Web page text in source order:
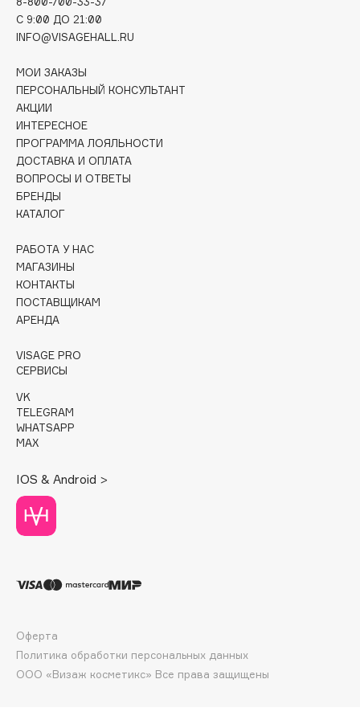
Deonica
Dessange
Divage
Dolce & Gabbana
Dolomit
Dorco
DP Daily Perfection
Dr. Vranjes Firenze
Dr.Althea
Dr.Jart+
DSD de Luxe
Dyson
E
Eat My
Ecolatier
Ecotools
Elemis
Elian Russia
Ella Bartsueva Brushes
Enough
EpilProfi
C 9:00 ДО 21:00
INFO@VISAGEHALL.RU
МОИ ЗАКАЗЫ
ПЕРСОНАЛЬНЫЙ КОНСУЛЬТАНТ
АКЦИИ
ИНТЕРЕСНОЕ
ПРОГРАММА ЛОЯЛЬНОСТИ
ДОСТАВКА И ОПЛАТА
ВОПРОСЫ И ОТВЕТЫ
БРЕНДЫ
КАТАЛОГ
РАБОТА У НАС
МАГАЗИНЫ
КОНТАКТЫ
ПОСТАВЩИКАМ
АРЕНДА
VISAGE PRO
СЕРВИСЫ
VK
TELEGRAM
WHATSAPP
MAX
IOS & Android >
ООО «Визаж косметикс» Все права защищены
Оферта
Политика обработки персональных данных